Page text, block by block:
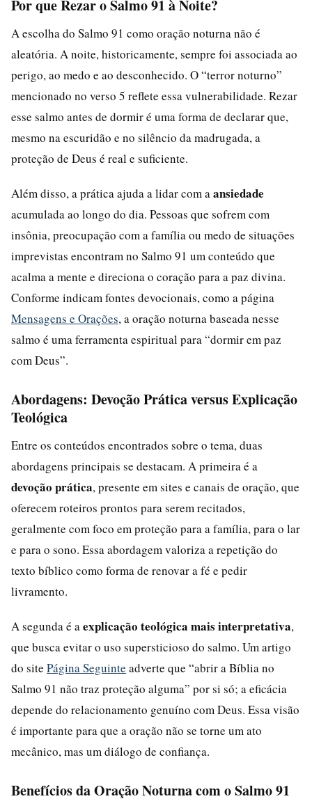
Por que Rezar o Salmo 91 à Noite?
A escolha do Salmo 91 como oração noturna não é
aleatória. A noite, historicamente, sempre foi associada ao
perigo, ao medo e ao desconhecido. O “terror noturno”
mencionado no verso 5 reflete essa vulnerabilidade. Rezar
esse salmo antes de dormir é uma forma de declarar que,
mesmo na escuridão e no silêncio da madrugada, a
proteção de Deus é real e suficiente.
Além disso, a prática ajuda a lidar com a ansiedade
acumulada ao longo do dia. Pessoas que sofrem com
insônia, preocupação com a família ou medo de situações
imprevistas encontram no Salmo 91 um conteúdo que
acalma a mente e direciona o coração para a paz divina.
Conforme indicam fontes devocionais, como a página
Mensagens e Orações, a oração noturna baseada nesse
salmo é uma ferramenta espiritual para “dormir em paz
com Deus”.
Abordagens: Devoção Prática versus Explicação
Teológica
Entre os conteúdos encontrados sobre o tema, duas
abordagens principais se destacam. A primeira é a
devoção prática, presente em sites e canais de oração, que
oferecem roteiros prontos para serem recitados,
geralmente com foco em proteção para a família, para o lar
e para o sono. Essa abordagem valoriza a repetição do
texto bíblico como forma de renovar a fé e pedir
livramento.
A segunda é a explicação teológica mais interpretativa,
que busca evitar o uso supersticioso do salmo. Um artigo
do site Página Seguinte adverte que “abrir a Bíblia no
Salmo 91 não traz proteção alguma” por si só; a eficácia
depende do relacionamento genuíno com Deus. Essa visão
é importante para que a oração não se torne um ato
mecânico, mas um diálogo de confiança.
Benefícios da Oração Noturna com o Salmo 91